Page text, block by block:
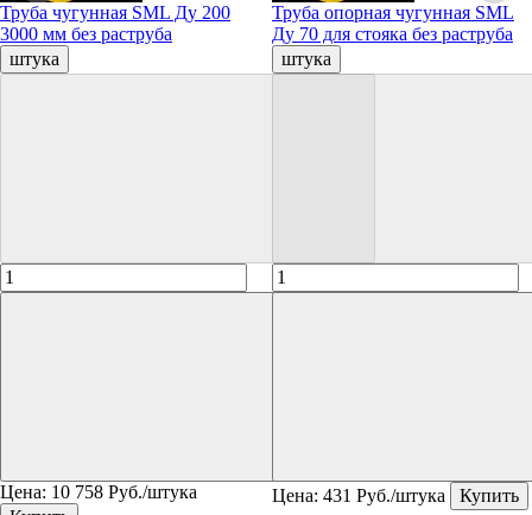
Труба чугунная SML Ду 200
3000 мм без раструба
штука
Цена: 10 758 Руб./штука
Труба опорная чугунная SML
Ду 70 для стояка без раструба
штука
Цена: 431 Руб./штука Купить